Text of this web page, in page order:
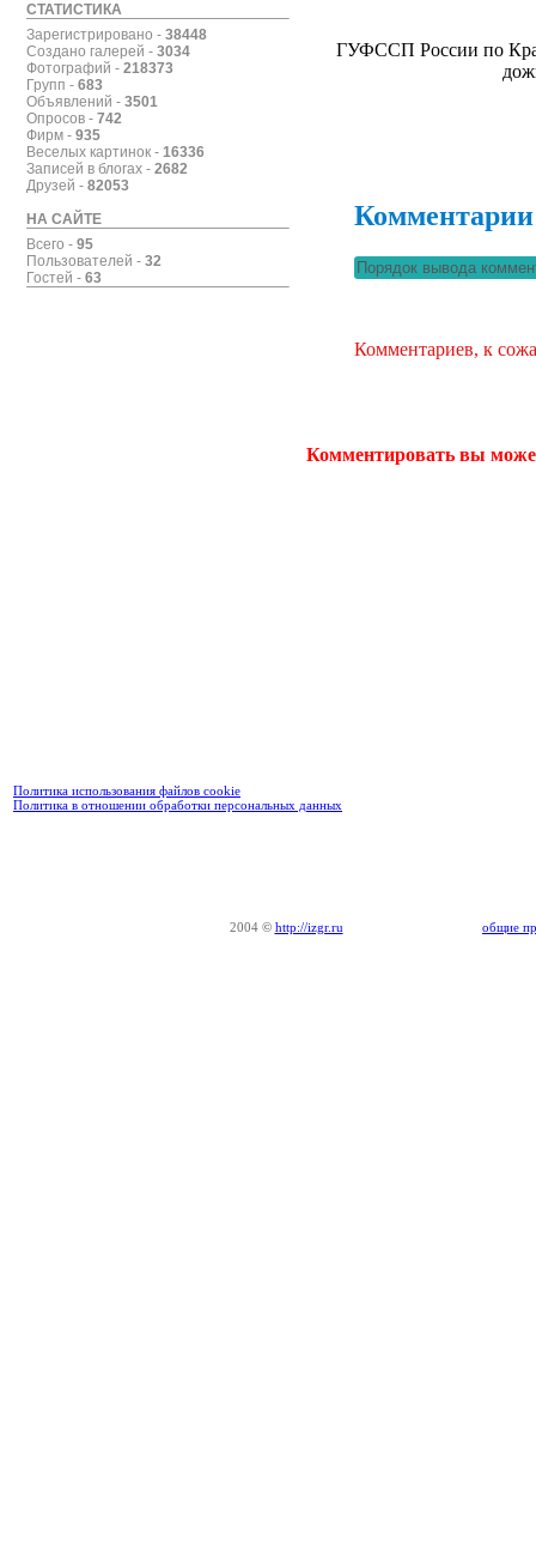
СТАТИСТИКА
Зарегистрировано - 38448
Создано галерей - 3034
Фотографий - 218373
Групп - 683
Объявлений - 3501
Опросов - 742
Фирм - 935
Веселых картинок - 16336
Записей в блогах - 2682
Друзей - 82053
НА САЙТЕ
Всего - 95
Пользователей - 32
Гостей - 63
ГУФССП России по
Комментарии
Комментариев, к
Комментировать вы
Политика использования файлов cookie
Политика в отношении обработки персональных данных
2004 © http://izgr.ru общие